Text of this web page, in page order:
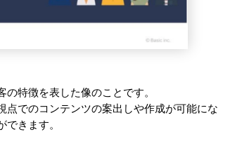
特徴を表した像のことです。
点でのコンテンツの案出しや作成が可能にな
きます。